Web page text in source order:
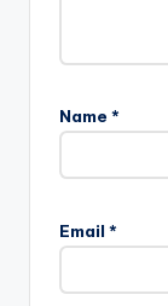
Name *
Email *